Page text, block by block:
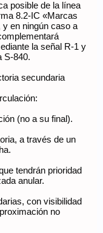
posible de la línea
8.2-IC «Marcas
en ningún caso a
la señal R-1 y
S-840.
secundaria
(no a su final).
a través de un
tendrán prioridad
anular.
con visibilidad
no